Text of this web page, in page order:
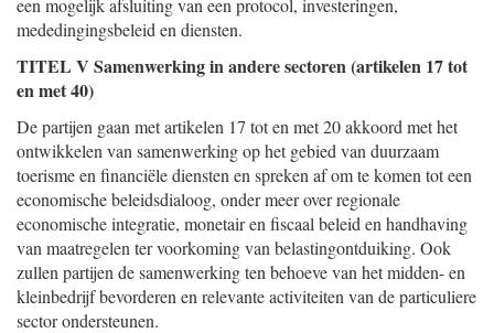
een mogelijk afsluiting van een protocol, investeringen,
mededingingsbeleid en diensten.
TITEL V Samenwerking in andere sectoren (artikelen 17 tot
en met 40)
De partijen gaan met artikelen 17 tot en met 20 akkoord met het
ontwikkelen van samenwerking op het gebied van duurzaam
toerisme en financiële diensten en spreken af om te komen tot een
economische beleidsdialoog, onder meer over regionale
economische integratie, monetair en fiscaal beleid en handhaving
van maatregelen ter voorkoming van belastingontduiking. Ook
zullen partijen de samenwerking ten behoeve van het midden- en
kleinbedrijf bevorderen en relevante activiteiten van de particuliere
sector ondersteunen.